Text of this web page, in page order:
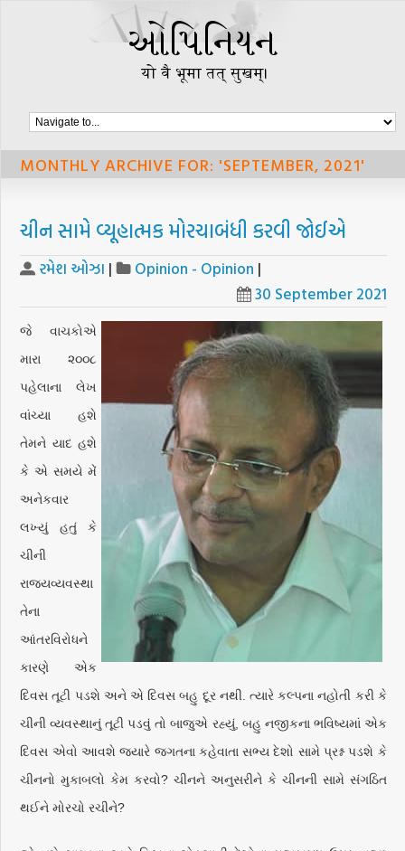
MONTHLY ARCHIVE FOR: 'SEPTEMBER, 2021'
ચીન સામે વ્યૂહાત્મક મોરચાબંધી કરવી જોઈએ
રમેશ ઓઝા | Opinion - Opinion |
30 September 2021
જે વાચકોએ
મારા ૨૦૦૮
પહેલાના લેખ
વાંચ્યા હશે
તેમને યાદ હશે
કે એ સમયે મેં
અનેકવાર
લખ્યું હતું કે
ચીની
રાજ્યવ્યવસ્થા
તેના
આંતરવિરોધને
કારણે એક
દિવસ તૂટી પડશે અને એ દિવસ બહુ દૂર નથી. ત્યારે કલ્પના નહોતી કરી કે
ચીની વ્યવસ્થાનું તૂટી પડવું તો બાજુએ રહ્યું, બહુ નજીકના ભવિષ્યમાં એક
દિવસ એવો આવશે જ્યારે જગતના કહેવાતા સભ્ય દેશો સામે પ્રશ્ન પડશે કે
ચીનનો મુકાબલો કેમ કરવો? ચીનને અનુસરીને કે ચીનની સામે સંગઠિત
થઈને મોરચો રચીને?